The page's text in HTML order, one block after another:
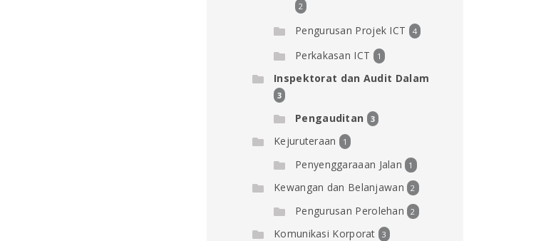
2
Pengurusan Projek ICT 4
Perkakasan ICT 1
Inspektorat dan Audit Dalam
3
Pengauditan 3
Kejuruteraan 1
Penyenggaraaan Jalan 1
Kewangan dan Belanjawan 2
Pengurusan Perolehan 2
Komunikasi Korporat 3